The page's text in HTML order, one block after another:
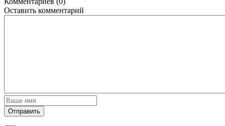
Оставить комментарий
Отправить